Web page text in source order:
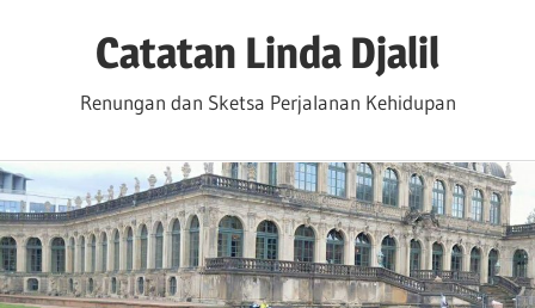
Catatan Linda Djalil
Renungan dan Sketsa Perjalanan Kehidupan